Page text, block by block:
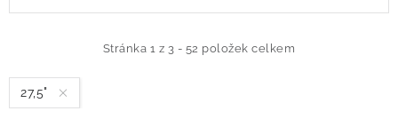
s
p
Stránka 1 z 3 - 52 položek celkem
n
í 27,5"